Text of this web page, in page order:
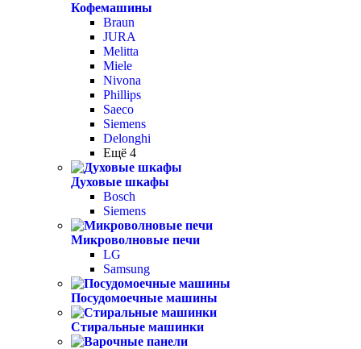
Кофемашины
Braun
JURA
Melitta
Miele
Nivona
Phillips
Saeco
Siemens
Delonghi
Ещё 4
Духовые шкафы
Bosch
Siemens
Микроволновые печи
LG
Samsung
Посудомоечные машины
Стиральные машинки